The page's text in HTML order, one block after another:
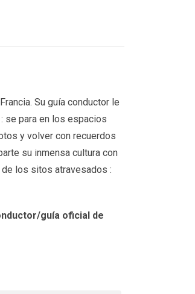
Su guía conductor le
se para en los espacios
y volver con recuerdos
su inmensa cultura con
los sitos atravesados :
guía oficial de